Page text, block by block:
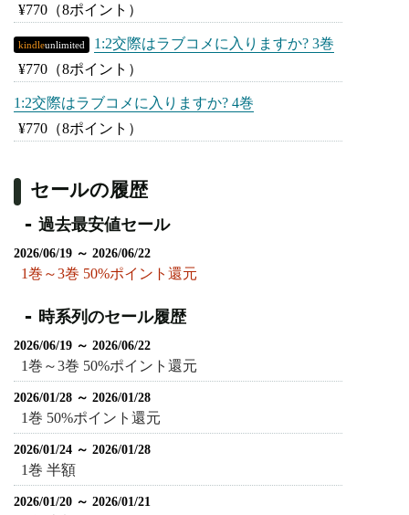
¥770 （8ポイント）
kindleunlimited
1:2交際はラブコメに入りますか? 3巻
¥770 （8ポイント）
1:2交際はラブコメに入りますか? 4巻
¥770 （8ポイント）
セールの履歴
過去最安値セール
2026/06/19 ～ 2026/06/22
1巻～3巻 50%ポイント還元
時系列のセール履歴
2026/06/19 ～ 2026/06/22
1巻～3巻 50%ポイント還元
2026/01/28 ～ 2026/01/28
1巻 50%ポイント還元
2026/01/24 ～ 2026/01/28
1巻 半額
2026/01/20 ～ 2026/01/21